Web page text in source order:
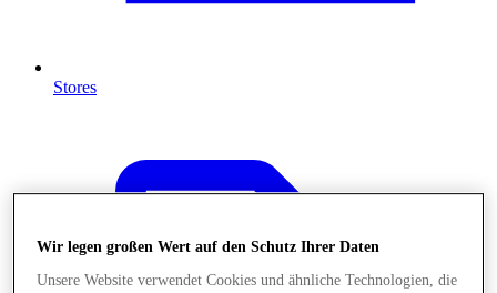
Stores
Wir legen großen Wert auf den Schutz Ihrer Daten
Unsere Website verwendet Cookies und ähnliche Technologien, die